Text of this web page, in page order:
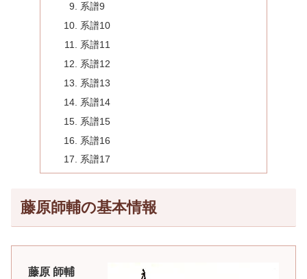
系譜9
系譜10
系譜11
系譜12
系譜13
系譜14
系譜15
系譜16
系譜17
藤原師輔の基本情報
藤原 師輔